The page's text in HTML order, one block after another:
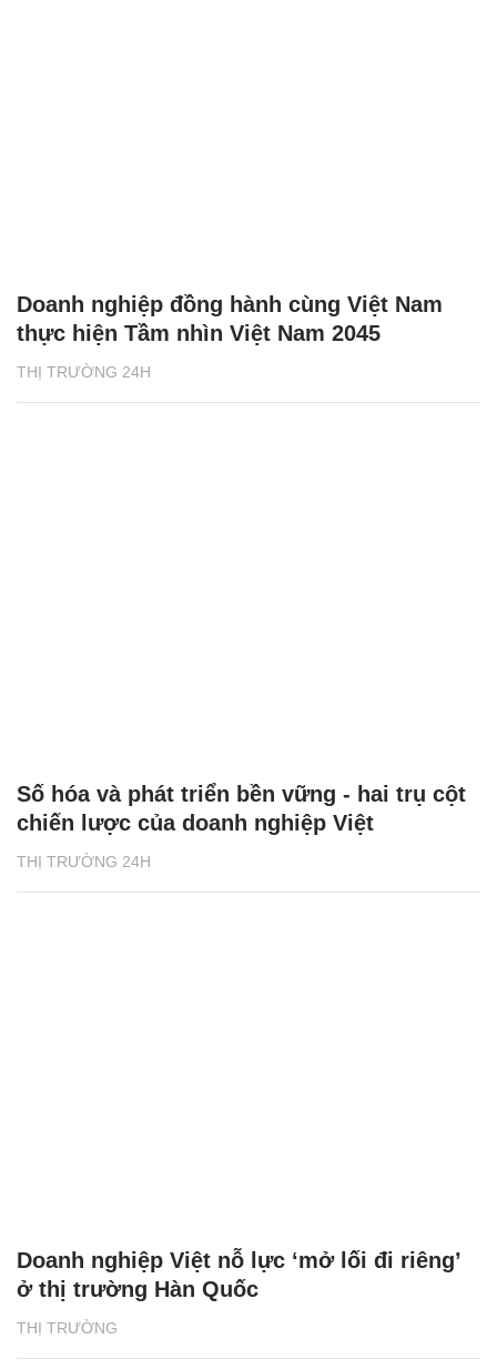
THỊ TRƯỜNG 24H
Doanh nghiệp đồng hành cùng Việt Nam
thực hiện Tầm nhìn Việt Nam 2045
THỊ TRƯỜNG 24H
Số hóa và phát triển bền vững - hai trụ cột
chiến lược của doanh nghiệp Việt
THỊ TRƯỜNG
Doanh nghiệp Việt nỗ lực ‘mở lối đi riêng’
ở thị trường Hàn Quốc